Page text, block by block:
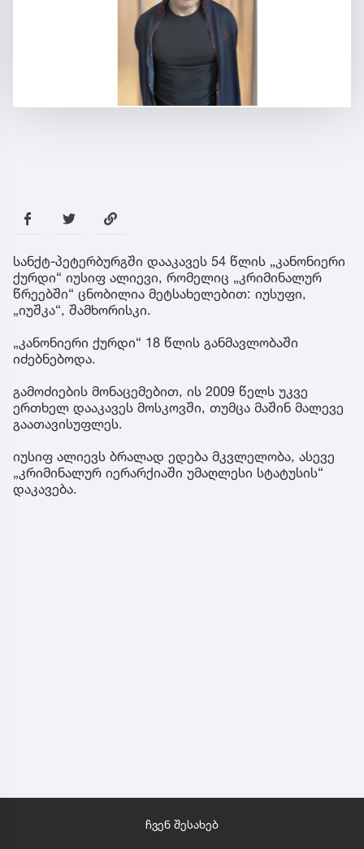
სანქტ-პეტერბურგში დააკავეს 54 წლის „კანონიერი
ქურდი“ იუსიფ ალიევი, რომელიც „კრიმინალურ
წრეებში“ ცნობილია მეტსახელებით: იუსუფი,
„იუშკა“, შამხორისკი.
„კანონიერი ქურდი“ 18 წლის განმავლობაში
იძებნებოდა.
გამოძიების მონაცემებით, ის 2009 წელს უკვე
ერთხელ დააკავეს მოსკოვში, თუმცა მაშინ მალევე
გაათავისუფლეს.
იუსიფ ალიევს ბრალად ედება მკვლელობა, ასევე
„კრიმინალურ იერარქიაში უმაღლესი სტატუსის“
დაკავება.
ჩვენ შესახებ